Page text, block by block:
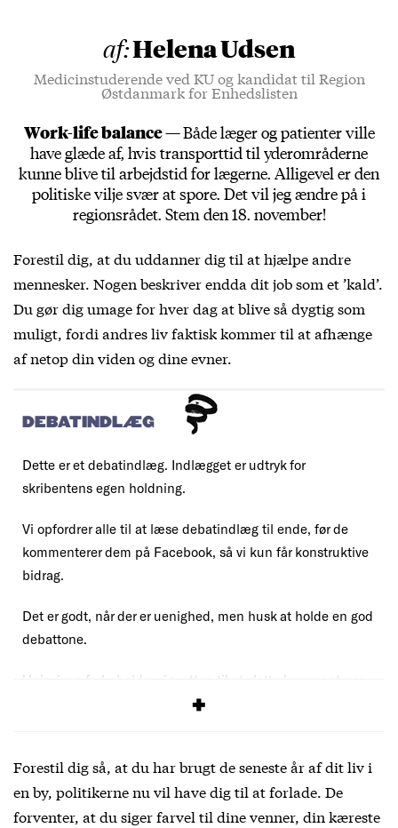
af:Helena Udsen
Medicinstuderende ved KU og kandidat til Region
Østdanmark for Enhedslisten
Work-life balance —Både læger og patienter ville
have glæde af, hvis transporttid til yderområderne
kunne blive til arbejdstid for lægerne. Alligevel er den
politiske vilje svær at spore. Det vil jeg ændre på i
regionsrådet. Stem den 18. november!
Forestil dig, at du uddanner dig til at hjælpe andre
mennesker. Nogen beskriver endda dit job som et ’kald’.
Du gør dig umage for hver dag at blive så dygtig som
muligt, fordi andres liv faktisk kommer til at afhænge
af netop din viden og dine evner.
DEBATINDLÆG
Dette er et debatindlæg. Indlægget er udtryk for
skribentens egen holdning.
Vi opfordrer alle til at læse debatindlæg til ende, før de
kommenterer dem på Facebook, så vi kun får konstruktive
bidrag.
Det er godt, når der er uenighed, men husk at holde en god
debattone.
Uniavisen forbeholder sig retten til at slette kommentarer,
debatregler
Forestil dig så, at du har brugt de seneste år af dit liv i
en by, politikerne nu vil have dig til at forlade. De
forventer, at du siger farvel til dine venner, din kæreste